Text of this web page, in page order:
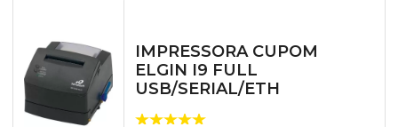
IMPRESSORA CUPOM
ELGIN I9 FULL
USB/SERIAL/ETH